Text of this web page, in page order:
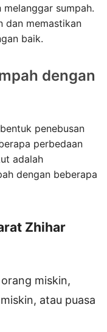
sumpah.
dan memastikan
baik.
dengan
penebusan
perbedaan
adalah
dengan beberapa
Zhihar
miskin,
atau puasa